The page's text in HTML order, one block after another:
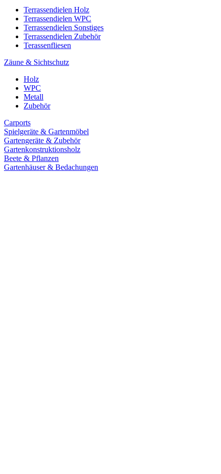
Terrassendielen Holz
Terrassendielen WPC
Terrassendielen Sonstiges
Terrassendielen Zubehör
Terassenfliesen
Zäune & Sichtschutz
Holz
WPC
Metall
Zubehör
Carports
Spielgeräte & Gartenmöbel
Gartengeräte & Zubehör
Gartenkonstruktionsholz
Beete & Pflanzen
Gartenhäuser & Bedachungen